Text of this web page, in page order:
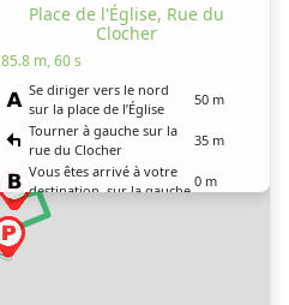
Place de l'Église, Rue du
Clocher
85.8 m, 60 s
Se diriger vers le nord
sur la place de l’Église
50 m
Tourner à gauche sur la
rue du Clocher
35 m
Vous êtes arrivé à votre
destination, sur la gauche
0 m
Place de l'Église, Rue du